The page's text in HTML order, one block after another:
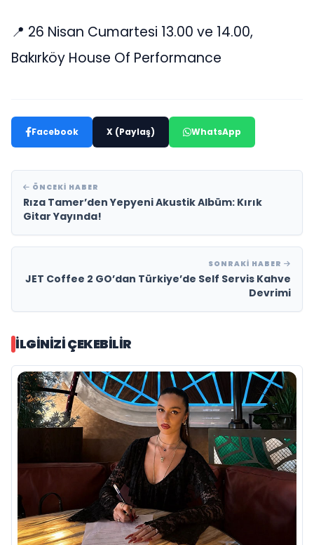
📍 26 Nisan Cumartesi 13.00 ve 14.00,
Bakırköy House Of Performance
Facebook X (Paylaş) WhatsApp
ÖNCEKI HABER
Rıza Tamer’den Yepyeni Akustik Albüm: Kırık
Gitar Yayında!
SONRAKI HABER
JET Coffee 2 GO’dan Türkiye’de Self Servis Kahve
Devrimi
İLGINIZI ÇEKEBILIR